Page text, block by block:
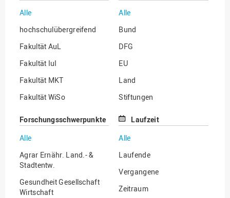
Alle
hochschulübergreifend
Fakultät AuL
Fakultät IuI
Fakultät MKT
Fakultät WiSo
Alle
Bund
DFG
EU
Land
Stiftungen
Sonstige
Forschungsschwerpunkte
Alle
Agrar Ernähr. Land.- &
Stadtentw.
Gesundheit Gesellschaft
Wirtschaft
Laufzeit
Alle
Laufende
Vergangene
Zeitraum